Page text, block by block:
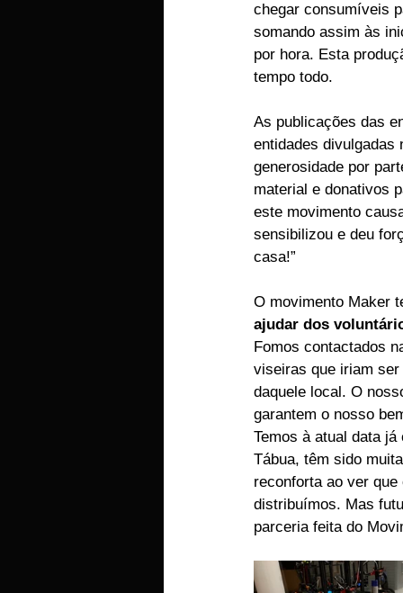
chegar consumíveis
somando assim às
por hora. Esta
tempo todo.
As publicações das
entidades divulgadas
generosidade por
material e donativos
este movimento
sensibilizou e deu
casa!”
O movimento Maker
ajudar dos
Fomos contactados
viseiras que iriam
daquele local. O
garantem o nosso
Temos à atual data
Tábua, têm sido
reconforta ao ver
distribuímos. Mas
parceria feita do